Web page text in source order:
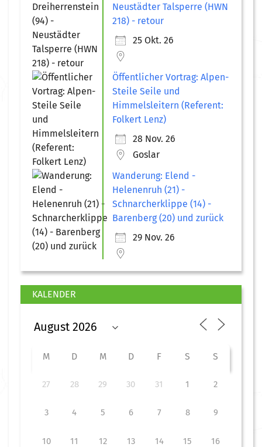
Neustädter Talsperre (HWN
218) - retour
25 Okt. 26
Öffentlicher Vortrag: Alpen-
Steile Seile und
Himmelsleitern (Referent:
Folkert Lenz)
28 Nov. 26
Goslar
Wanderung: Elend -
Helenenruh (21) -
Schnarcherklippe (14) -
Barenberg (20) und zurück
29 Nov. 26
KALENDER
M D M D F S S
27 28 29 30 31 1 2
3 4 5 6 7 8 9
10 11 12 13 14 15 16